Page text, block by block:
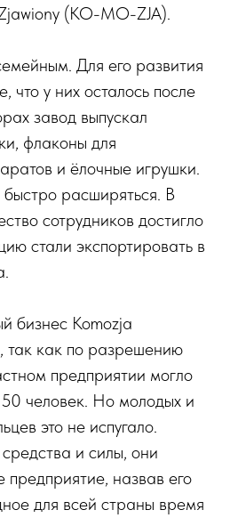
(KO-MO-ZJA).
Для его развития
что у них осталось после
завод выпускал
флаконы для
и ёлочные игрушки.
расширяться. В
сотрудников достигло
стали экспортировать в
бизнес Komozja
так как по разрешению
предприятии могло
человек. Но молодых и
это не испугало.
и силы, они
предприятие, назвав его
для всей страны время